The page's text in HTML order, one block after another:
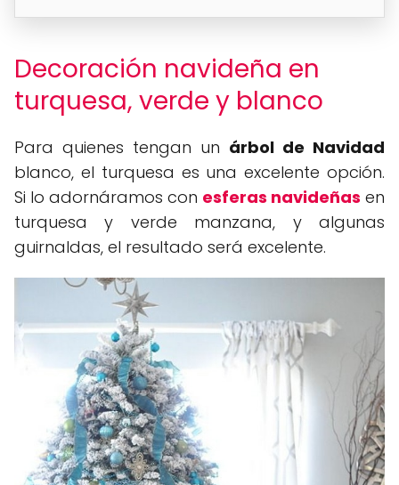
Decoración navideña en
turquesa, verde y blanco
Para quienes tengan un árbol de Navidad
blanco, el turquesa es una excelente opción.
Si lo adornáramos con esferas navideñas en
turquesa y verde manzana, y algunas
guirnaldas, el resultado será excelente.